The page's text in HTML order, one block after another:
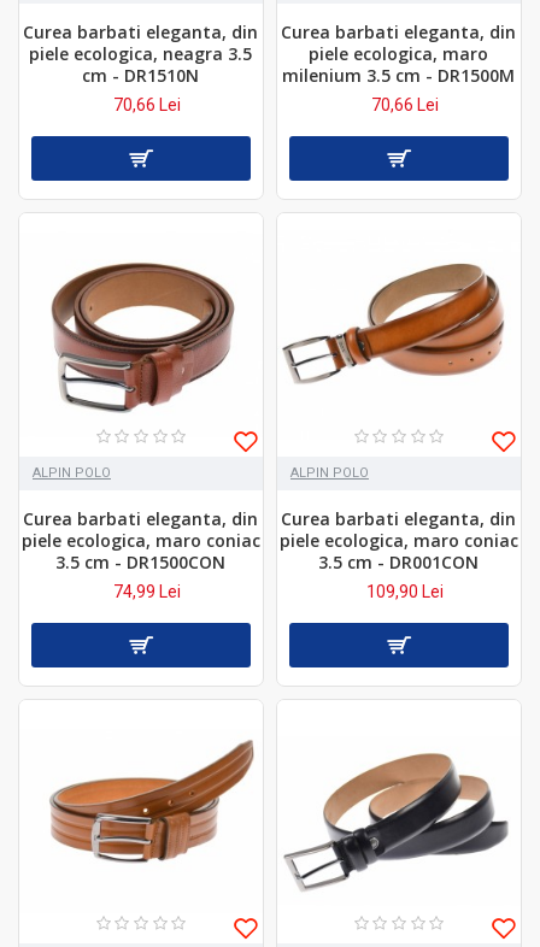
Curea barbati eleganta, din
piele ecologica, neagra 3.5
cm - DR1510N
70,66 Lei
Curea barbati eleganta, din
piele ecologica, maro
milenium 3.5 cm - DR1500M
70,66 Lei
ALPIN POLO
Curea barbati eleganta, din
piele ecologica, maro coniac
3.5 cm - DR1500CON
74,99 Lei
ALPIN POLO
Curea barbati eleganta, din
piele ecologica, maro coniac
3.5 cm - DR001CON
109,90 Lei